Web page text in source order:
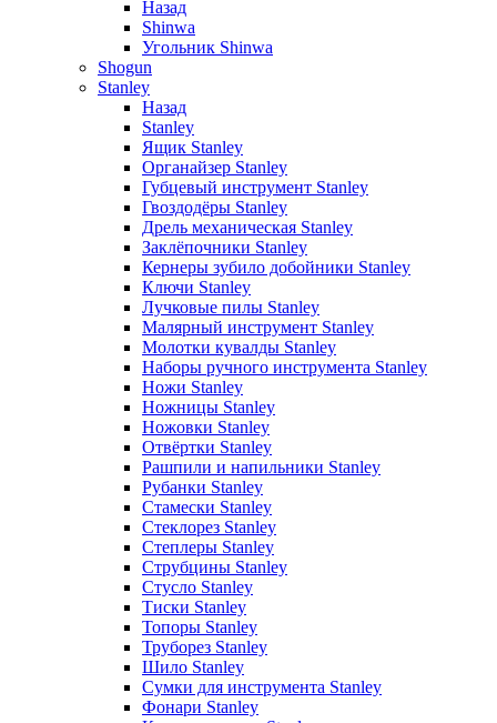
Назад
Shinwa
Угольник Shinwa
Shogun
Stanley
Назад
Stanley
Ящик Stanley
Органайзер Stanley
Губцевый инструмент Stanley
Гвоздодёры Stanley
Дрель механическая Stanley
Заклёпочники Stanley
Кернеры зубило добойники Stanley
Ключи Stanley
Лучковые пилы Stanley
Малярный инструмент Stanley
Молотки кувалды Stanley
Наборы ручного инструмента Stanley
Ножи Stanley
Ножницы Stanley
Ножовки Stanley
Отвёртки Stanley
Рашпили и напильники Stanley
Рубанки Stanley
Стамески Stanley
Стеклорез Stanley
Степлеры Stanley
Струбцины Stanley
Стусло Stanley
Тиски Stanley
Топоры Stanley
Труборез Stanley
Шило Stanley
Сумки для инструмента Stanley
Фонари Stanley